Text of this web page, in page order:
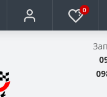
0